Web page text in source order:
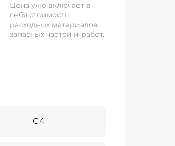
Цена уже включает в
себя стоимость
расходных материалов,
запасных частей и работ.
C4